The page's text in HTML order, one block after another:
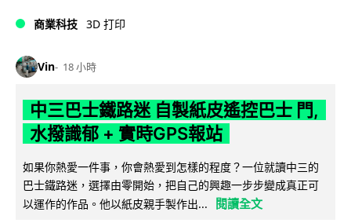
商業科技 3D 打印
Vin 18 小時
中三巴士鐵路迷 自製紙皮遙控巴士 門,
水撥識郁 + 實時GPS報站
如果你熱愛一件事，你會熱愛到怎樣的程度？一位就讀中三的
巴士鐵路迷，選擇由零開始，把自己的興趣一步步變成真正可
以運作的作品。他以紙皮親手製作出...
閱讀全文